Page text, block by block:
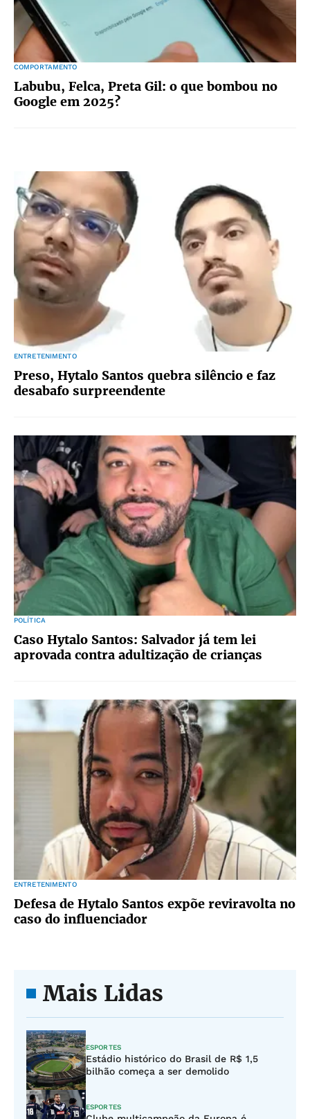
COMPORTAMENTO
Labubu, Felca, Preta Gil: o que bombou no
Google em 2025?
ENTRETENIMENTO
Preso, Hytalo Santos quebra silêncio e faz
desabafo surpreendente
POLÍTICA
Caso Hytalo Santos: Salvador já tem lei
aprovada contra adultização de crianças
ENTRETENIMENTO
Defesa de Hytalo Santos expõe reviravolta no
caso do influenciador
Mais Lidas
ESPORTES
Estádio histórico do Brasil de R$ 1,5
bilhão começa a ser demolido
ESPORTES